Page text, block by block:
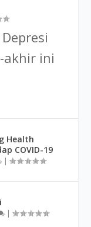
akhir ini
Health
COVID-19
|
|